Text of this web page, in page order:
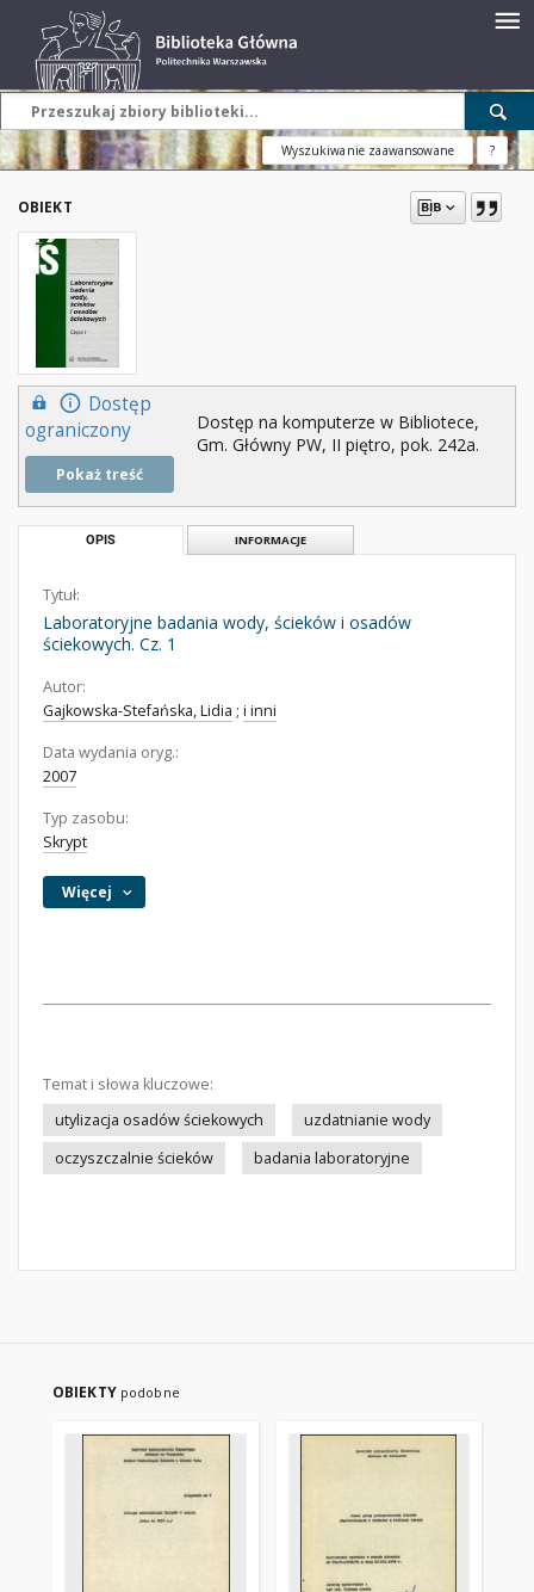
Wyszukiwanie zaawansowane ?
OBIEKT
Dostęp
ograniczony
Pokaż treść
Dostęp na komputerze w Bibliotece,
Gm. Główny PW, II piętro, pok. 242a.
OPIS INFORMACJE
Tytuł:
Laboratoryjne badania wody, ścieków i osadów
ściekowych. Cz. 1
Autor:
Gajkowska-Stefańska, Lidia ; i inni
Data wydania oryg.:
2007
Typ zasobu:
Skrypt
Więcej
Temat i słowa kluczowe:
utylizacja osadów ściekowych
uzdatnianie wody
oczyszczalnie ścieków
badania laboratoryjne
OBIEKTY podobne